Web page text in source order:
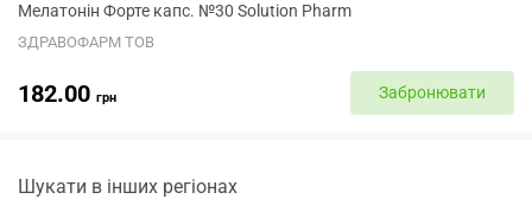
Мелатонін Форте капс. №30 Solution Pharm
ЗДРАВОФАРМ ТОВ
182.00 грн Забронювати
Шукати в інших регіонах